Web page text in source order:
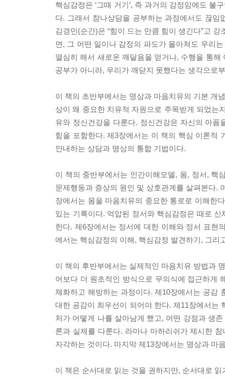
핵심감정은 ‘그때 거기’, 즉 과거의 감정임에도
다. 그래서 참나상담을 공부하는 과정에서도 끊
김경민(순간)은 “힘이 드는 만큼 힘이 생긴다”고
면, 그 어떤 일이나 감정의 파도가 몰아쳐도 우리
열심히 해서 새로운 깨달음을 얻거나, 수행을 통
공부가 아니라, 우리가 깨닫지 못했다는 생각으로
이 책의 초반부에서는 명상과 마음치유의 기본 개
상이 왜 중요한 치유적 자원으로 주목받게 되었는
유와 정신건강을 다룬다. 정신건강은 자신의 아
힘을 포함한다. 제3장에서는 이 책의 핵심 이론적
안내하는 상담과 명상의 통합 기법이다.
이 책의 중반부에서는 인간이해모델, 몸, 정서, 핵
문제행동과 증상의 원인 및 상호관계를 살펴본다.
장에서는 몸을 마음치유의 중요한 통로로 이해한
있는 기록이다. 억압된 정서와 핵심감정은 때로
한다. 제6장에서는 정서에 대한 이해와 정서 표현
에서는 핵심감정의 이해, 핵심감정 발견하기, 그리
이 책의 후반부에서는 실제적인 마음치유 방법과
어보다 더 원초적인 방식으로 무의식에 접근하게
체화하고 해방하는 과정이다. 제10장에서는 공감
대한 공감이 최우선이 되어야 한다. 제11장에서는
처가 어떻게 나를 살아남게 했고, 어떤 강점과 생
론과 실제를 다룬다. 라마나 마하리쉬가 제시한
자각하는 것이다. 마지막 제13장에서는 명상과 마
이 책은 순서대로 읽는 것을 권하지만, 순서대로